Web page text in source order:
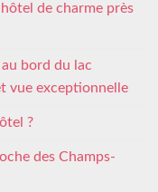
de charme près
bord du lac
vue exceptionnelle
?
des Champs-